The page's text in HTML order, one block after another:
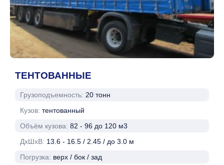
ТЕНТОВАННЫЕ
Грузоподъемность: 20 тонн
Кузов: тентованный
Объём кузова: 82 - 96 до 120 м3
ДхШхВ: 13.6 - 16.5 / 2.45 / до 3.0 м
Погрузка: верх / бок / зад